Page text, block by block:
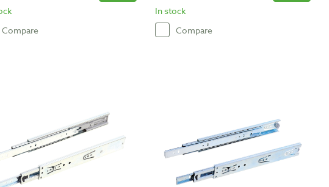
Compare
In stock
Compare